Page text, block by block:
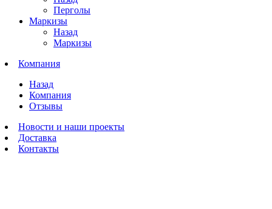
Перголы
Маркизы
Назад
Маркизы
Компания
Назад
Компания
Отзывы
Новости и наши проекты
Доставка
Контакты